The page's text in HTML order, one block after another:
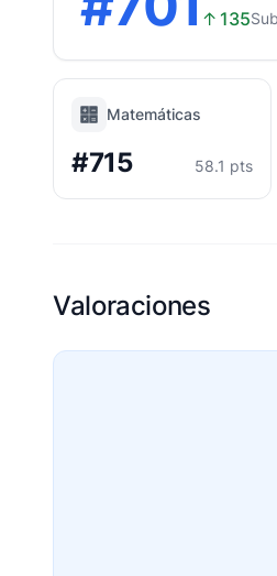
↑ 135
Matemáticas
#715 58.1 pts
Valoraciones